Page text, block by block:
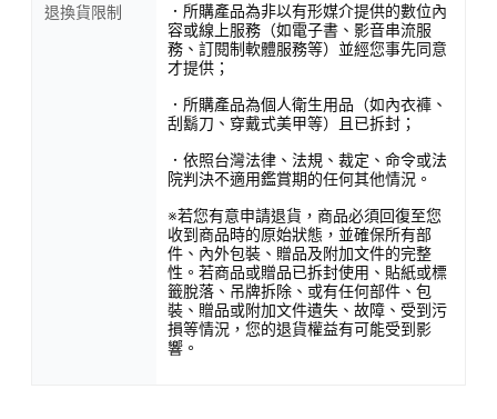
退換貨限制
．所購產品為非以有形媒介提供的數位內
容或線上服務（如電子書、影音串流服
務、訂閱制軟體服務等）並經您事先同意
才提供；
．所購產品為個人衛生用品（如內衣褲、
刮鬍刀、穿戴式美甲等）且已拆封；
．依照台灣法律、法規、裁定、命令或法
院判決不適用鑑賞期的任何其他情況。
※若您有意申請退貨，商品必須回復至您
收到商品時的原始狀態，並確保所有部
件、內外包裝、贈品及附加文件的完整
性。若商品或贈品已拆封使用、貼紙或標
籤脫落、吊牌拆除、或有任何部件、包
裝、贈品或附加文件遺失、故障、受到污
損等情況，您的退貨權益有可能受到影
響。